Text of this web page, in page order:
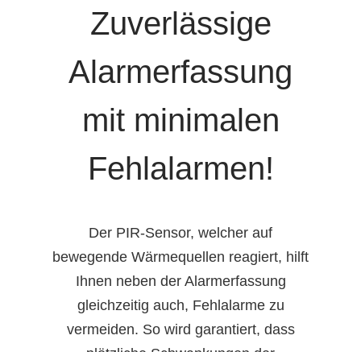
Zuverlässige
Alarmerfassung
mit minimalen
Fehlalarmen!
Der PIR-Sensor, welcher auf
bewegende Wärmequellen reagiert, hilft
Ihnen neben der Alarmerfassung
gleichzeitig auch, Fehlalarme zu
vermeiden. So wird garantiert, dass